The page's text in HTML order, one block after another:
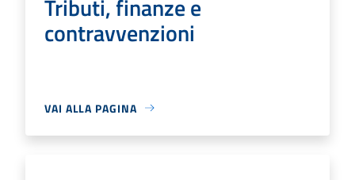
Tributi, finanze e
contravvenzioni
VAI ALLA PAGINA